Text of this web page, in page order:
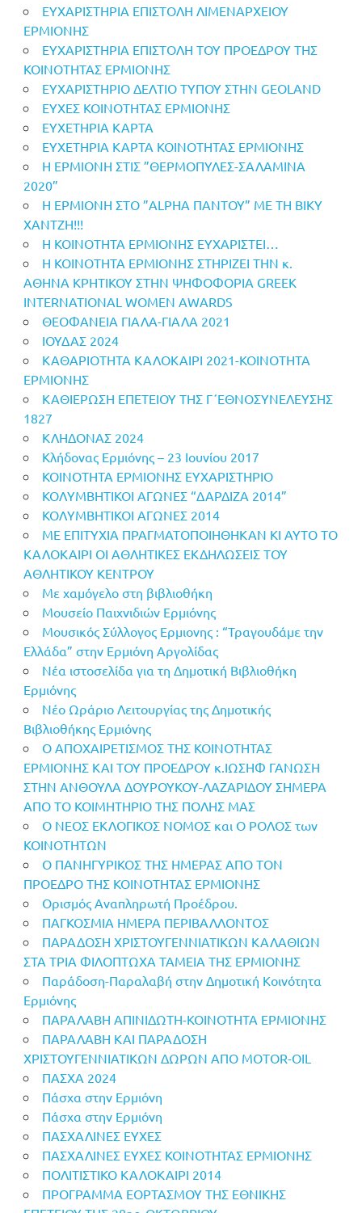
ΕΥΧΑΡΙΣΤΗΡΙΑ ΕΠΙΣΤΟΛΗ ΛΙΜΕΝΑΡΧΕΙΟΥ
ΕΡΜΙΟΝΗΣ
ΕΥΧΑΡΙΣΤΗΡΙΑ ΕΠΙΣΤΟΛΗ ΤΟΥ ΠΡΟΕΔΡΟΥ ΤΗΣ
ΚΟΙΝΟΤΗΤΑΣ ΕΡΜΙΟΝΗΣ
ΕΥΧΑΡΙΣΤΗΡΙΟ ΔΕΛΤΙΟ ΤΥΠΟΥ ΣΤΗΝ GEOLAND
ΕΥΧΕΣ ΚΟΙΝΟΤΗΤΑΣ ΕΡΜΙΟΝΗΣ
ΕΥΧΕΤΗΡΙΑ ΚΑΡΤΑ
ΕΥΧΕΤΗΡΙΑ ΚΑΡΤΑ ΚΟΙΝΟΤΗΤΑΣ ΕΡΜΙΟΝΗΣ
Η ΕΡΜΙΟΝΗ ΣΤΙΣ ”ΘΕΡΜΟΠΥΛΕΣ-ΣΑΛΑΜΙΝΑ
2020”
Η ΕΡΜΙΟΝΗ ΣΤΟ ”ALPHA ΠΑΝΤΟΥ” ΜΕ ΤΗ ΒΙΚΥ
ΧΑΝΤΖΗ!!!
Η ΚΟΙΝΟΤΗΤΑ ΕΡΜΙΟΝΗΣ ΕΥΧΑΡΙΣΤΕΙ…
Η ΚΟΙΝΟΤΗΤΑ ΕΡΜΙΟΝΗΣ ΣΤΗΡΙΖΕΙ ΤΗΝ κ.
ΑΘΗΝΑ ΚΡΗΤΙΚΟΥ ΣΤΗΝ ΨΗΦΟΦΟΡΙΑ GREEK
INTERNATIONAL WOMEN AWARDS
ΘΕΟΦΑΝΕΙΑ ΓΙΑΛΑ-ΓΙΑΛΑ 2021
ΙΟΥΔΑΣ 2024
ΚΑΘΑΡΙΟΤΗΤΑ ΚΑΛΟΚΑΙΡΙ 2021-ΚΟΙΝΟΤΗΤΑ
ΕΡΜΙΟΝΗΣ
ΚΑΘΙΕΡΩΣΗ ΕΠΕΤΕΙΟΥ ΤΗΣ Γ΄ΕΘΝΟΣΥΝΕΛΕΥΣΗΣ
1827
ΚΛΗΔΟΝΑΣ 2024
Κλήδονας Ερμιόνης – 23 Ιουνίου 2017
ΚΟΙΝΟΤΗΤΑ ΕΡΜΙΟΝΗΣ ΕΥΧΑΡΙΣΤΗΡΙΟ
ΚΟΛΥΜΒΗΤΙΚΟΙ ΑΓΩΝΕΣ “ΔΑΡΔΙΖΑ 2014”
ΚΟΛΥΜΒΗΤΙΚΟΙ ΑΓΩΝΕΣ 2014
ΜΕ ΕΠΙΤΥΧΙΑ ΠΡΑΓΜΑΤΟΠΟΙΗΘΗΚΑΝ ΚΙ ΑΥΤΟ ΤΟ
ΚΑΛΟΚΑΙΡΙ ΟΙ ΑΘΛΗΤΙΚΕΣ ΕΚΔΗΛΩΣΕΙΣ ΤΟΥ
ΑΘΛΗΤΙΚΟΥ ΚΕΝΤΡΟΥ
Με χαμόγελο στη βιβλιοθήκη
Μουσείο Παιχνιδιών Ερμιόνης
Μουσικός Σύλλογος Ερμιονης : “Τραγουδάμε την
Ελλάδα” στην Ερμιόνη Αργολίδας
Νέα ιστοσελίδα για τη Δημοτική Βιβλιοθήκη
Ερμιόνης
Νέο Ωράριο Λειτουργίας της Δημοτικής
Βιβλιοθήκης Ερμιόνης
Ο ΑΠΟΧΑΙΡΕΤΙΣΜΟΣ ΤΗΣ ΚΟΙΝΟΤΗΤΑΣ
ΕΡΜΙΟΝΗΣ ΚΑΙ ΤΟΥ ΠΡΟΕΔΡΟΥ κ.ΙΩΣΗΦ ΓΑΝΩΣΗ
ΣΤΗΝ ΑΝΘΟΥΛΑ ΔΟΥΡΟΥΚΟΥ-ΛΑΖΑΡΙΔΟΥ ΣΗΜΕΡΑ
ΑΠΟ ΤΟ ΚΟΙΜHΤΗΡΙΟ ΤΗΣ ΠΟΛΗΣ ΜΑΣ
Ο ΝΕΟΣ ΕΚΛΟΓΙΚΟΣ ΝΟΜΟΣ και Ο ΡΟΛΟΣ των
ΚΟΙΝΟΤΗΤΩΝ
Ο ΠΑΝΗΓΥΡΙΚΟΣ ΤΗΣ ΗΜΕΡΑΣ ΑΠΟ ΤΟΝ
ΠΡΟΕΔΡΟ ΤΗΣ ΚΟΙΝΟΤΗΤΑΣ ΕΡΜΙΟΝΗΣ
Ορισμός Αναπληρωτή Προέδρου.
ΠΑΓΚΟΣΜΙΑ ΗΜΕΡΑ ΠΕΡΙΒΑΛΛΟΝΤΟΣ
ΠΑΡΑΔΟΣΗ ΧΡΙΣΤΟΥΓΕΝΝΙΑΤΙΚΩΝ ΚΑΛΑΘΙΩΝ
ΣΤΑ ΤΡΙΑ ΦΙΛΟΠΤΩΧΑ ΤΑΜΕΙΑ ΤΗΣ ΕΡΜΙΟΝΗΣ
Παράδοση-Παραλαβή στην Δημοτική Κοινότητα
Ερμιόνης
ΠΑΡΑΛΑΒΗ ΑΠΙΝΙΔΩΤΗ-ΚΟΙΝΟΤΗΤΑ ΕΡΜΙΟΝΗΣ
ΠΑΡΑΛΑΒΗ ΚΑΙ ΠΑΡΑΔΟΣΗ
ΧΡΙΣΤΟΥΓΕΝΝΙΑΤΙΚΩΝ ΔΩΡΩΝ ΑΠΟ MOTOR-OIL
ΠΑΣΧΑ 2024
Πάσχα στην Ερμιόνη
Πάσχα στην Ερμιόνη
ΠΑΣΧΑΛΙΝΕΣ ΕΥΧΕΣ
ΠΑΣΧΑΛΙΝΕΣ ΕΥΧΕΣ ΚΟΙΝΟΤΗΤΑΣ ΕΡΜΙΟΝΗΣ
ΠΟΛΙΤΙΣΤΙΚΟ ΚΑΛΟΚΑΙΡΙ 2014
ΠΡΟΓΡΑΜΜΑ ΕΟΡΤΑΣΜΟΥ ΤΗΣ ΕΘΝΙΚΗΣ